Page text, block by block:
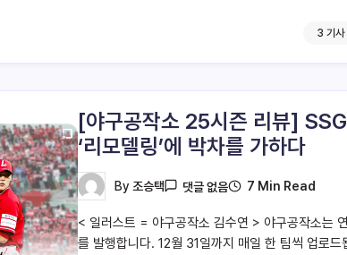
3 기사
[야구공작소 25시즌 리뷰]
‘리모델링’에 박차를 가하다
By 조승택 댓글 없음 7 Min Read
< 일러스트 = 야구공작소 김수연 > 야구공작소는
를 발행합니다. 12월 31일까지 매일 한 팀씩 업로